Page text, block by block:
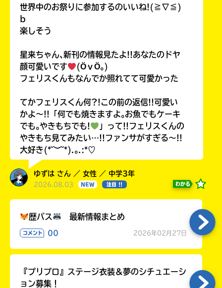
世界中のお祭りに参加するのいいね!(≧∇≦)
b
楽しそう
星来ちゃん､新刊の情報見たよ!!あなたのドヤ
顔可愛いです
(ӦｖӦ｡)
フェリスくんもなんでか照れてて可愛かった
てかフェリスくん何?!この前の返信!!可愛い
かよ〜!!「何でも焼きますよ｡お魚でもケーキ
でも｡やきもちでも!
」って!!フェリスくんの
やきもち見てみたい…!!ファンサがすぎる〜!!
大好き(*˘︶˘*).｡.:*♡
ゆずは さん ／ 女性 ／ 中学3年
2026.08.03 NEW 注目 !! わかる
歴バス 最新情報まとめ
コメント 00 2026年02月27日
『プリプロ』ステージ衣装＆夢のシチュエーシ
ョン募集！